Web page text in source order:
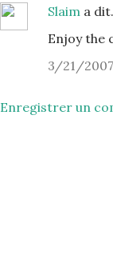
Slaim a
Enjoy the
3/21/
Enregistrer un